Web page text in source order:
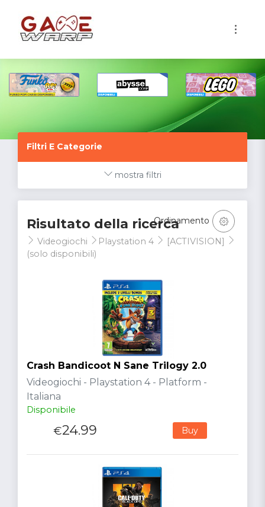
Filtri E Categorie
mostra filtri
Risultato della ricerca
Videogiochi Playstation 4
[ACTIVISION]
(solo disponibili)
Ordinamento
Crash Bandicoot N Sane Trilogy 2.0
Videogiochi - Playstation 4 - Platform -
Italiana
Disponibile
€24.99 Buy